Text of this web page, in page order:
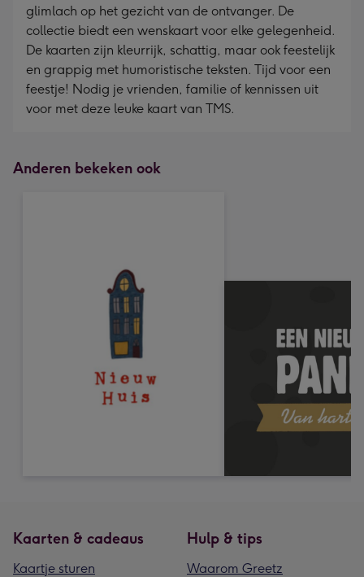
glimlach op het gezicht van de ontvanger. De
collectie biedt een wenskaart voor elke gelegenheid.
De kaarten zijn kleurrijk, schattig, maar ook feestelijk
en grappig met humoristische teksten. Tijd voor een
feestje! Nodig je vrienden, familie of kennissen uit
voor met deze leuke kaart van TMS.
Anderen bekeken ook
Kaarten & cadeaus
Kaartje sturen
Hulp & tips
Waarom Greetz